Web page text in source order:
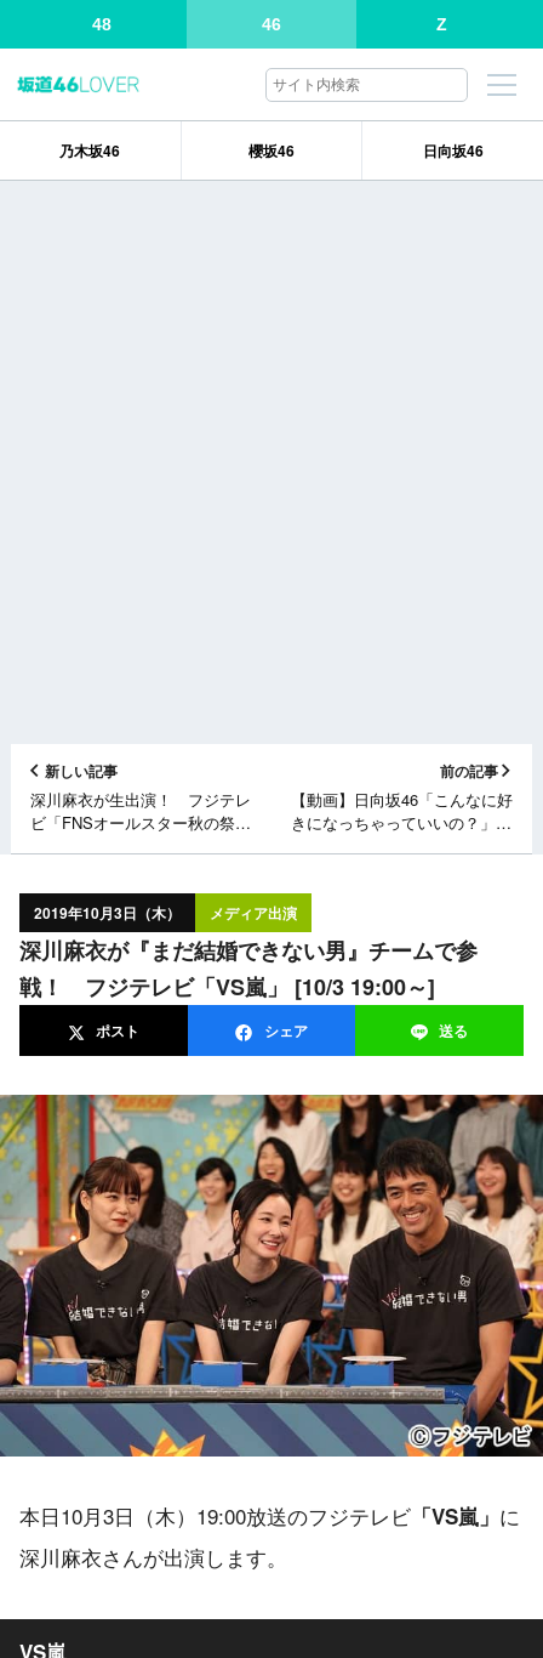
48 46 Z
乃木坂46 櫻坂46 日向坂46
新しい記事
深川麻衣が生出演！ フジテレ
ビ「FNSオールスター秋の祭
19:57～]
前の記事
【動画】日向坂46「こんなに好
きになっちゃっていいの？」発
2019年10月3日（木） メディア出演
深川麻衣が『まだ結婚できない男』チームで参
戦！ フジテレビ「VS嵐」 [10/3 19:00～]
ポスト シェア 送る
本日10月3日（木）19:00放送のフジテレビ 「VS嵐」 に
深川麻衣さんが出演します。
VS嵐